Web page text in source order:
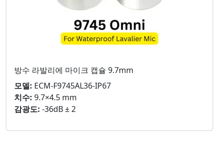
방수 라발리에 마이크 캡슐 9.7mm
모델: ECM-F9745AL36-IP67
치수: 9.7×4.5 mm
감광도: -36dB ± 2